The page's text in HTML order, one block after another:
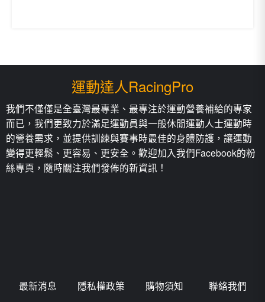
種
式。
在
產
品
頁
面
選
運動達人RacingPro
我們不僅僅是全臺灣最專業、最專注於運動營養補給的專家
而已，我們更致力於滿足運動員與一般休閒運動人士運動時
的營養需求，並提供訓練與賽事時最佳的身體防護，讓運動
變得更輕鬆、更容易、更安全。歡迎加入我們Facebook的粉
絲專頁，隨時關注我們發佈的新資訊！
最新消息 隱私權政策 購物須知 聯絡我們